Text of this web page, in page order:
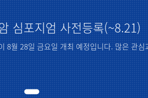
심포지엄 사전등록(~8.21)
8월 28일 금요일 개최 예정입니다. 많은 관